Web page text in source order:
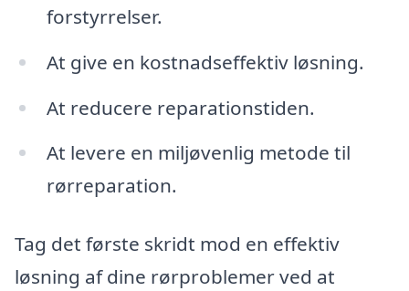
forstyrrelser.
At give en kostnadseffektiv løsning.
At reducere reparationstiden.
At levere en miljøvenlig metode til
rørreparation.
Tag det første skridt mod en effektiv
løsning af dine rørproblemer ved at